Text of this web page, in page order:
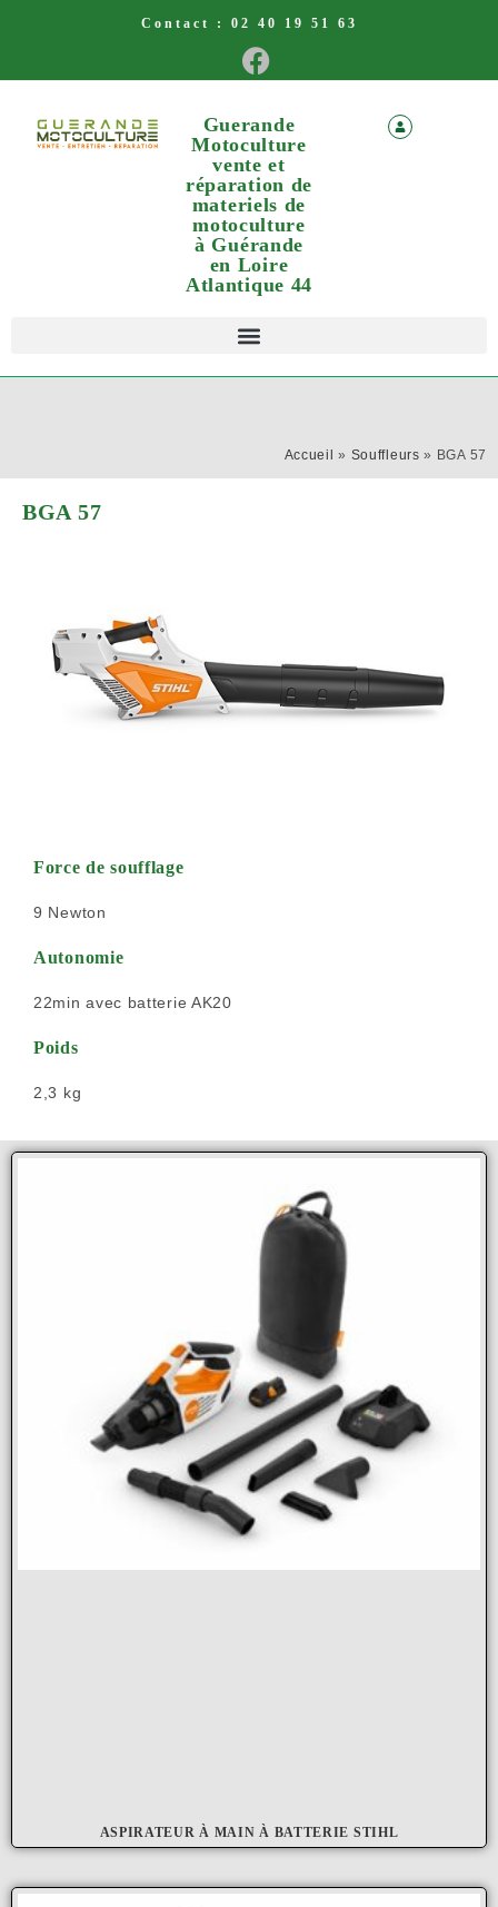
Contact : 02 40 19 51 63
Guerande
Motoculture
vente et
réparation de
materiels de
motoculture
à Guérande
en Loire
Atlantique 44
Accueil » Souffleurs » BGA 57
BGA 57
Force de soufflage
9 Newton
Autonomie
22min avec batterie AK20
Poids
2,3 kg
ASPIRATEUR À MAIN À BATTERIE STIHL